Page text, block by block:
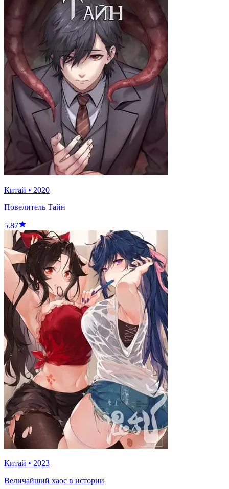
Китай • 2020
Повелитель Тайн
5.87
Китай • 2023
Величайший хаос в истории